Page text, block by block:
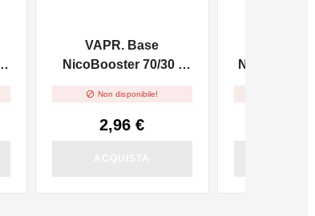
VAPR. Base
NicoBooster 70/30 -
 Non disponibile!
2,96 €